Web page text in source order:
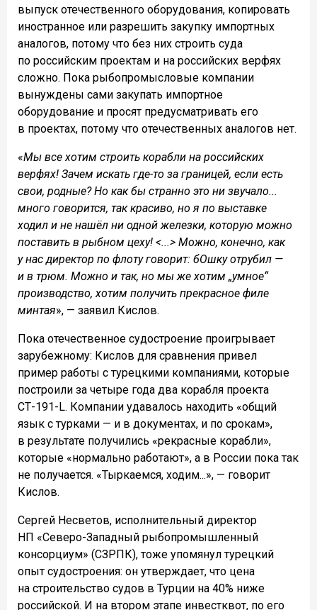
выпуск отечественного оборудования, копировать
иностранное или разрешить закупку импортных
аналогов, потому что без них строить суда
по российским проектам и на российских верфях
сложно. Пока рыбопромысловые компании
вынуждены сами закупать импортное
оборудование и просят предусматривать его
в проектах, потому что отечественных аналогов нет.
«Мы все хотим строить корабли на российских
верфях! Зачем искать где-то за границей, если есть
свои, родные? Но как бы странно это ни звучало...
много говорится, так красиво, но я по выставке
ходил и не нашёл ни одной железки, которую можно
поставить в рыбном цеху! <...> Можно, конечно, как
у нас директор по флоту говорит: бОшку отрубил —
и в трюм. Можно и так, но мы же хотим „умное“
производство, хотим получить прекрасное филе
минтая», — заявил Кислов.
Пока отечественное судостроение проигрывает
зарубежному: Кислов для сравнения привел
пример работы с турецкими компаниями, которые
построили за четыре года два корабля проекта
СТ-191-L. Компании удавалось находить «общий
язык с турками — и в документах, и по срокам»,
в результате получились «рекрасные корабли»,
которые «нормально работают», а в России пока так
не получается. «Тыркаемся, ходим...», — говорит
Кислов.
Сергей Несветов, исполнительный директор
НП «Северо-Западный рыбопромышленный
консорциум» (СЗРПК), тоже упомянул турецкий
опыт судостроения: он утверждает, что цена
на строительство судов в Турции на 40% ниже
российской. И на втором этапе инвестквот, по его